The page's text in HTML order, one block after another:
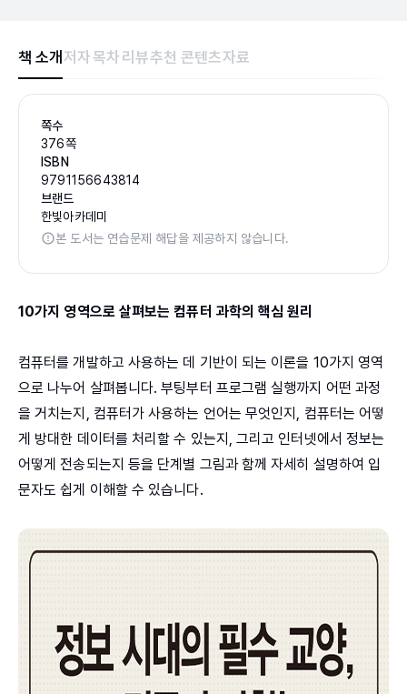
책 소개 저자목차 리뷰추천 콘텐츠자료
쪽수
376쪽
ISBN
9791156643814
브랜드
한빛아카데미
본 도서는 연습문제 해답을 제공하지 않습니다.
10가지 영역으로 살펴보는 컴퓨터 과학의 핵심 원리
컴퓨터를 개발하고 사용하는 데 기반이 되는 이론을 10가지 영역
으로 나누어 살펴봅니다. 부팅부터 프로그램 실행까지 어떤 과정
을 거치는지, 컴퓨터가 사용하는 언어는 무엇인지, 컴퓨터는 어떻
게 방대한 데이터를 처리할 수 있는지, 그리고 인터넷에서 정보는
어떻게 전송되는지 등을 단계별 그림과 함께 자세히 설명하여 입
문자도 쉽게 이해할 수 있습니다.